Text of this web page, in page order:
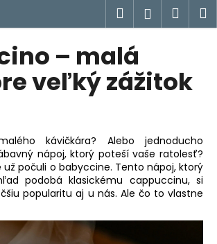
Hľadať
– malá
veľký zážitok
kávičkára? Alebo jednoducho
nápoj, ktorý poteší vaše ratolesť?
počuli o babyccine. Tento nápoj, ktorý
podobá klasickému cappuccinu, si
popularitu aj u nás. Ale čo to vlastne